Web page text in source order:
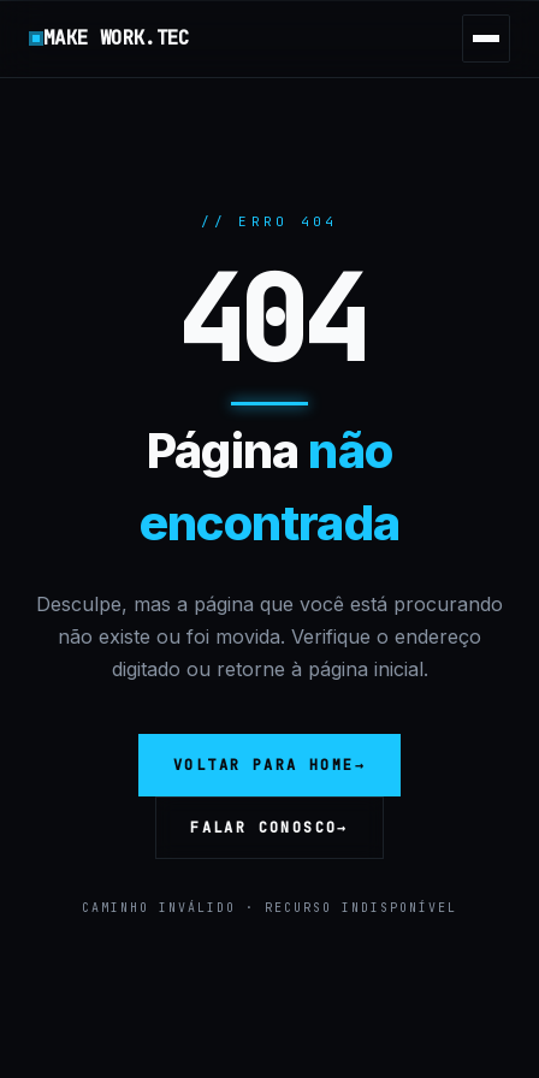
MAKE WORK.TEC
// ERRO 404
404
Página não
encontrada
Desculpe, mas a página que você está procurando
não existe ou foi movida. Verifique o endereço
digitado ou retorne à página inicial.
VOLTAR PARA HOME→
FALAR CONOSCO→
CAMINHO INVÁLIDO · RECURSO INDISPONÍVEL